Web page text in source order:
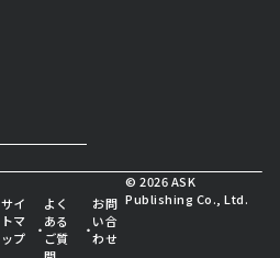
サイ
トマ
ップ
・
よく
ある
ご質
・
お問
い合
わせ
© 2026 ASK
Publishing Co., Ltd.